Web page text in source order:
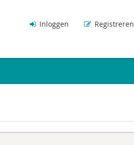
Inloggen Registreren